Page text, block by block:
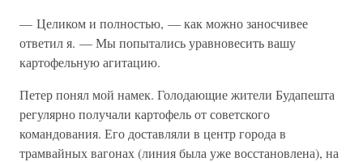
— Целиком и полностью, — как можно заносчивее
ответил я. — Мы попытались уравновесить вашу
картофельную агитацию.
Петер понял мой намек. Голодающие жители Будапешта
регулярно получали картофель от советского
командования. Его доставляли в центр города в
трамвайных вагонах (линия была уже восстановлена), на